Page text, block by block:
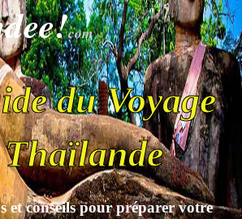
com
du Voyage
et conseils pour préparer votre